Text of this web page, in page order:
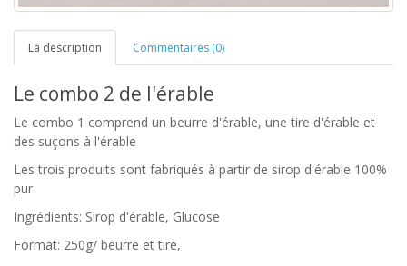
La description Commentaires (0)
Le combo 2 de l'érable
Le combo 1 comprend un beurre d'érable, une tire d'érable et
des suçons à l'érable
Les trois produits sont fabriqués à partir de sirop d'érable 100%
pur
Ingrédients: Sirop d'érable, Glucose
Format: 250g/ beurre et tire,